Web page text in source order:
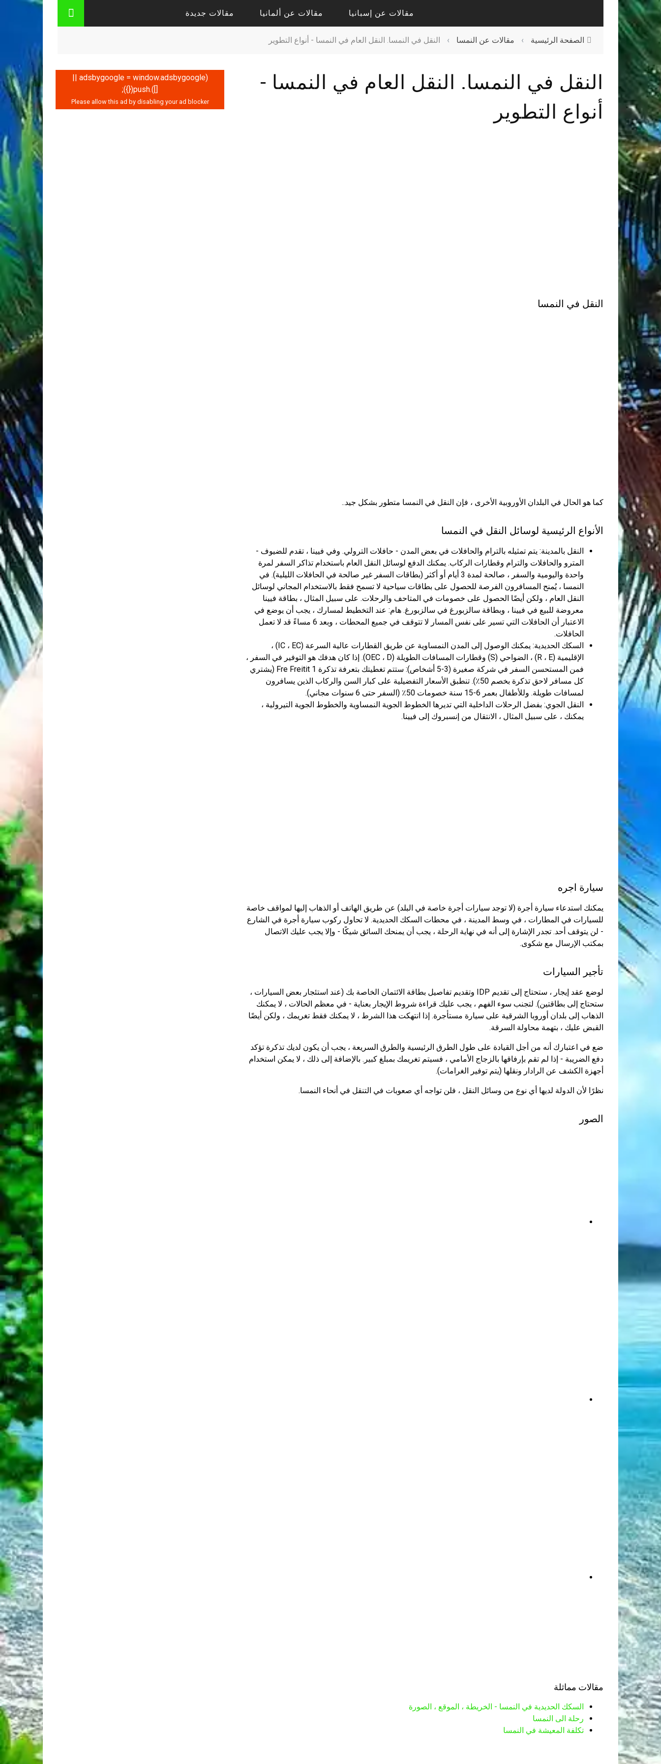
مقالات عن إسبانيا
مقالات حول فالنسيا
مقالات عن ألمانيا
مقالات حول كولونيا
مقالات جديدة
الصفحة الرئيسية › مقالات عن النمسا › النقل في النمسا. النقل العام في النمسا - أنواع التطوير
النقل في النمسا. النقل العام في النمسا -
أنواع التطوير
النقل في النمسا
كما هو الحال في البلدان الأوروبية الأخرى ، فإن النقل في النمسا متطور بشكل جيد..
الأنواع الرئيسية لوسائل النقل في النمسا
النقل بالمدينة: يتم تمثيله بالترام والحافلات في بعض المدن - حافلات الترولي. وفي فيينا ، تقدم للضيوف -
المترو والحافلات والترام وقطارات الركاب. يمكنك الدفع لوسائل النقل العام باستخدام تذاكر السفر لمرة
واحدة واليومية والسفر ، صالحة لمدة 3 أيام أو أكثر (بطاقات السفر غير صالحة في الحافلات الليلية). في
النمسا ، يُمنح المسافرون الفرصة للحصول على بطاقات سياحية لا تسمح فقط بالاستخدام المجاني لوسائل
النقل العام ، ولكن أيضًا الحصول على خصومات في المتاحف والرحلات. على سبيل المثال ، بطاقة فيينا
معروضة للبيع في فيينا ، وبطاقة سالزبورغ في سالزبورغ. هام: عند التخطيط لمسارك ، يجب أن يوضع في
الاعتبار أن الحافلات التي تسير على نفس المسار لا تتوقف في جميع المحطات ، وبعد 6 مساءً قد لا تعمل
الحافلات.
السكك الحديدية: يمكنك الوصول إلى المدن النمساوية عن طريق القطارات عالية السرعة (IC ، EC) ،
الإقليمية (R ، E) ، الضواحي (S) وقطارات المسافات الطويلة (OEC ، D). إذا كان هدفك هو التوفير في السفر ،
فمن المستحسن السفر في شركة صغيرة (3-5 أشخاص): ستتم تغطيتك بتعرفة تذكرة 1 Fre Freitit (يشتري
كل مسافر لاحق تذكرة بخصم 50٪). تنطبق الأسعار التفضيلية على كبار السن والركاب الذين يسافرون
لمسافات طويلة. وللأطفال بعمر 6-15 سنة خصومات 50٪ (السفر حتى 6 سنوات مجاني).
النقل الجوي: بفضل الرحلات الداخلية التي تديرها الخطوط الجوية النمساوية والخطوط الجوية التيرولية ،
يمكنك ، على سبيل المثال ، الانتقال من إنسبروك إلى فيينا.
سيارة اجره
يمكنك استدعاء سيارة أجرة (لا توجد سيارات أجرة خاصة في البلد) عن طريق الهاتف أو الذهاب إليها لمواقف خاصة
للسيارات في المطارات ، في وسط المدينة ، في محطات السكك الحديدية. لا تحاول ركوب سيارة أجرة في الشارع
- لن يتوقف أحد. تجدر الإشارة إلى أنه في نهاية الرحلة ، يجب أن يمنحك السائق شيكًا - وإلا يجب عليك الاتصال
بمكتب الإرسال مع شكوى.
تأجير السيارات
لوضع عقد إيجار ، ستحتاج إلى تقديم IDP وتقديم تفاصيل بطاقة الائتمان الخاصة بك (عند استئجار بعض السيارات ،
ستحتاج إلى بطاقتين). لتجنب سوء الفهم ، يجب عليك قراءة شروط الإيجار بعناية - في معظم الحالات ، لا يمكنك
الذهاب إلى بلدان أوروبا الشرقية على سيارة مستأجرة. إذا انتهكت هذا الشرط ، لا يمكنك فقط تغريمك ، ولكن أيضًا
القبض عليك ، بتهمة محاولة السرقة.
ضع في اعتبارك أنه من أجل القيادة على طول الطرق الرئيسية والطرق السريعة ، يجب أن يكون لديك تذكرة تؤكد
دفع الضريبة - إذا لم تقم بإرفاقها بالزجاج الأمامي ، فسيتم تغريمك بمبلغ كبير. بالإضافة إلى ذلك ، لا يمكن استخدام
أجهزة الكشف عن الرادار ونقلها (يتم توفير الغرامات).
نظرًا لأن الدولة لديها أي نوع من وسائل النقل ، فلن تواجه أي صعوبات في التنقل في أنحاء النمسا.
الصور
مقالات مماثلة
السكك الحديدية في النمسا - الخريطة ، الموقع ، الصورة
رحلة الى النمسا
تكلفة المعيشة في النمسا
(adsbygoogle = window.adsbygoogle ||
[]).push({});